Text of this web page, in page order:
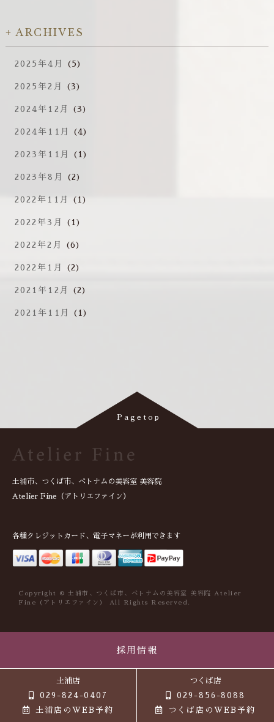
ARCHIVES
2025年4月 (5)
2025年2月 (3)
2024年12月 (3)
2024年11月 (4)
2023年11月 (1)
2023年8月 (2)
2022年11月 (1)
2022年3月 (1)
2022年2月 (6)
2022年1月 (2)
2021年12月 (2)
2021年11月 (1)
土浦市、つくば市、ベトナムの美容室 美容院
Atelier Fine（アトリエファイン）
各種クレジットカード、電子マネーが利用できます
Copyright © 土浦市、つくば市、ベトナムの美容室 美容院 Atelier
Fine（アトリエファイン） All Rights Reserved.
採用情報
土浦店
029-824-0407
土浦店のWEB予約
つくば店
029-856-8088
つくば店のWEB予約